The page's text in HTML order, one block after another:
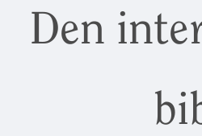
Den